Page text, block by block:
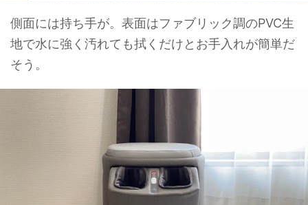
側面には持ち手が。表面はファブリック調のPVC生
地で水に強く汚れても拭くだけとお手入れが簡単だ
そう。